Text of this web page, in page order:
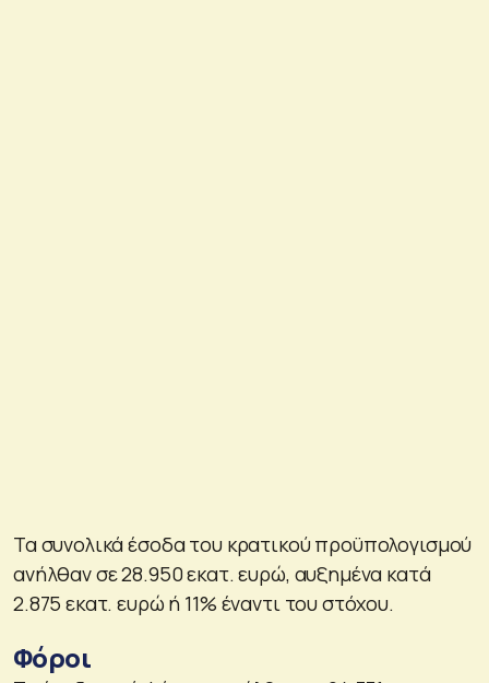
Τα συνολικά έσοδα του κρατικού προϋπολογισμού
ανήλθαν σε 28.950 εκατ. ευρώ, αυξημένα κατά
2.875 εκατ. ευρώ ή 11% έναντι του στόχου.
Φόροι